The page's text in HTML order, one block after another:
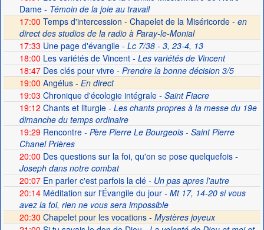
Dame- Témoin de la joie au travail
17:00 Temps d'intercession - Chapelet de la Miséricorde - en
direct des studios de la radio à Paray-le-Monial
17:33 Une page d'évangile- Lc 7/38 - 3, 23-4, 13
18:00 Les variétés de Vincent- Les variétés de Vincent
18:47Des clés pour vivre- Prendre la bonne décision 3/5
19:00 Angélus - En direct
19:03 Chronique d'écologie intégrale- Saint Fiacre
19:12 Chants et liturgie- Les chants propres à la messe du 19e
dimanche du temps ordinaire
19:29Rencontre- Père Pierre Le Bourgeois - Saint Pierre
Chanel Prières
20:00 Des questions sur la foi, qu'on se pose quelquefois-
Joseph dans notre combat
20:07En parler c'est parfois la clé- Un pas apres l'autre
20:14Méditation sur l'Évangile du jour- Mt 17, 14-20 si vous
avez la foi, rien ne vous sera impossible
20:30 Chapelet pour les vocations - Mystères joyeux